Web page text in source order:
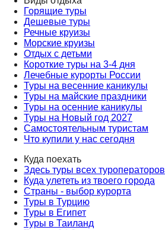
Горящие туры
Дешевые туры
Речные круизы
Морские круизы
Отдых с детьми
Короткие туры на 3-4 дня
Лечебные курорты России
Туры на весенние каникулы
Туры на майские праздники
Туры на осенние каникулы
Туры на Новый год 2027
Самостоятельным туристам
Что купили у нас сегодня
Куда поехать
Здесь туры всех туроператоров
Куда улететь из твоего города
Страны - выбор курорта
Туры в Турцию
Туры в Египет
Туры в Таиланд